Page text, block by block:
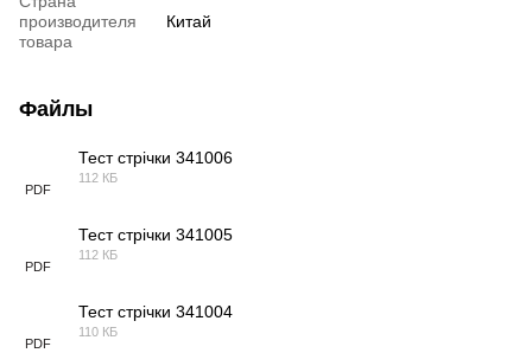
производителя
товара
Китай
Файлы
PDF
Тест стрічки 341006
112 КБ
PDF
Тест стрічки 341005
112 КБ
PDF
Тест стрічки 341004
110 КБ